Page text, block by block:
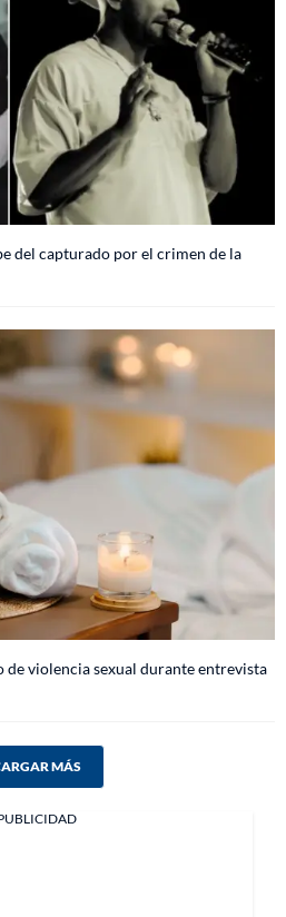
del capturado por el crimen de la
de violencia sexual durante entrevista
MÁS